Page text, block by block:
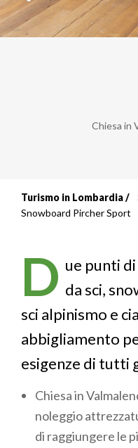
Chiesa in
Briciole
pane
Turismo in Lombardia
Snowboard Pircher Sport
D ue punti
da sci,
sci alpinismo e
abbigliamento
esigenze di tutti
Chiesa in
noleggio
di raggiungere le